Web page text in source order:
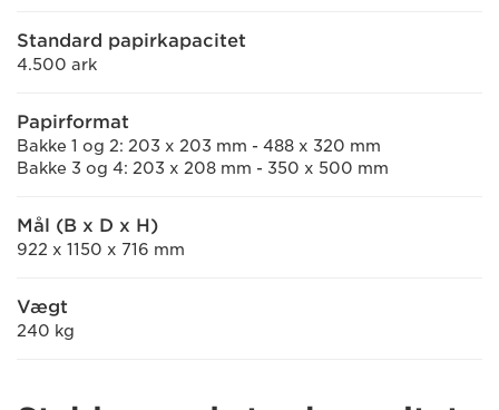
Standard papirkapacitet
4.500 ark
Papirformat
Bakke 1 og 2: 203 x 203 mm - 488 x 320 mm
Bakke 3 og 4: 203 x 208 mm - 350 x 500 mm
Mål (B x D x H)
922 x 1150 x 716 mm
Vægt
240 kg